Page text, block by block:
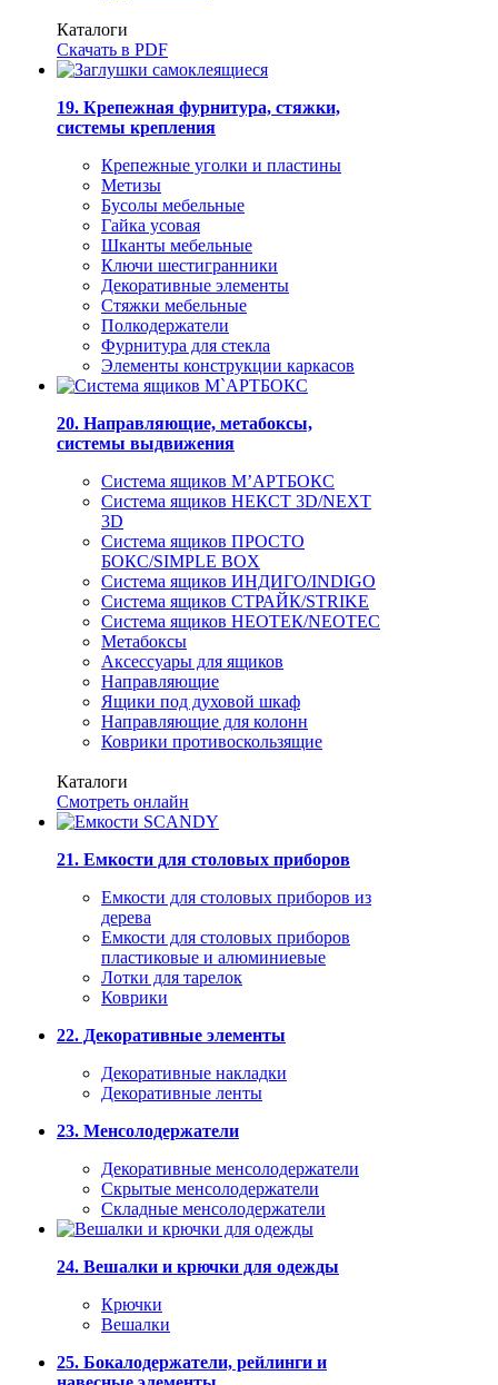
Каталоги
Скачать в PDF
19. Крепежная фурнитура, стяжки,
системы крепления
Крепежные уголки и пластины
Метизы
Бусолы мебельные
Гайка усовая
Шканты мебельные
Ключи шестигранники
Декоративные элементы
Стяжки мебельные
Полкодержатели
Фурнитура для стекла
Элементы конструкции каркасов
20. Направляющие, метабоксы,
системы выдвижения
Система ящиков М’АРТБОКС
Система ящиков НЕКСТ 3D/NEXT
3D
Система ящиков ПРОСТО
БОКС/SIMPLE BOX
Система ящиков ИНДИГО/INDIGO
Система ящиков СТРАЙК/STRIKE
Система ящиков НЕОТЕК/NEOTEC
Метабоксы
Аксессуары для ящиков
Направляющие
Ящики под духовой шкаф
Направляющие для колонн
Коврики противоскользящие
Каталоги
Смотреть онлайн
21. Емкости для столовых приборов
Емкости для столовых приборов из
дерева
Емкости для столовых приборов
пластиковые и алюминиевые
Лотки для тарелок
Коврики
22. Декоративные элементы
Декоративные накладки
Декоративные ленты
23. Менсолодержатели
Декоративные менсолодержатели
Скрытые менсолодержатели
Складные менсолодержатели
24. Вешалки и крючки для одежды
Крючки
Вешалки
25. Бокалодержатели, рейлинги и